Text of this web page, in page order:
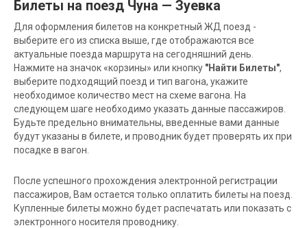
Билеты на поезд Чуна — Зуевка
Для оформления билетов на конкретный ЖД поезд -
выберите его из списка выше, где отображаются все
актуальные поезда маршрута на сегодняшний день.
Нажмите на значок «корзины» или кнопку "Найти Билеты",
выберите подходящий поезд и тип вагона, укажите
необходимое количество мест на схеме вагона. На
следующем шаге необходимо указать данные пассажиров.
Будьте предельно внимательны, введенные вами данные
будут указаны в билете, и проводник будет проверять их при
посадке в вагон.
После успешного прохождения электронной регистрации
пассажиров, Вам остается только оплатить билеты на поезд.
Купленные билеты можно будет распечатать или показать с
электронного носителя проводнику.